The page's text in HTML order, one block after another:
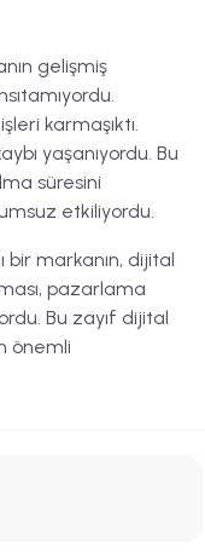
gelişmiş
karmaşıktı.
yaşanıyordu. Bu
süresini
etkiliyordu.
bir markanın, dijital
pazarlama
Bu zayıf dijital
önemli